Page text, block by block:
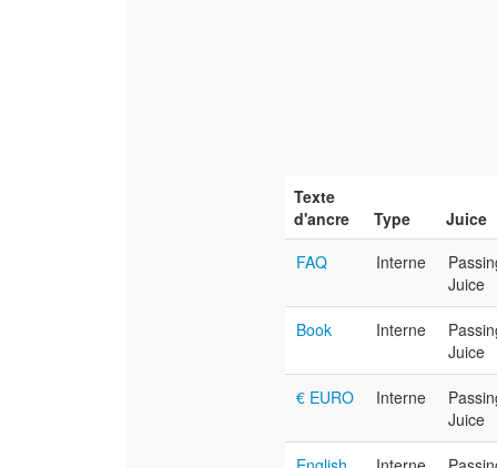
Texte
d'ancre
Type
Juice
FAQ
Interne
Juice
Book Interne
Juice
€ EURO Interne
Juice